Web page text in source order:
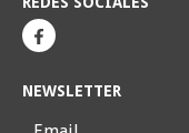
NEWSLETTER